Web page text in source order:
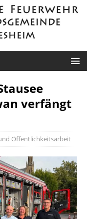
verfängt
Öffentlichkeitsarbeit